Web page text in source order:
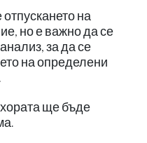
на
но е важно да се
за да се
на определени
ще бъде